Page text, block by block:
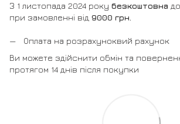
З 1 листопада 2024 року безкоштовна
при замовленні від 9000 грн.
Оплата на розрахуноквий рахунок
Ви можете здійснити обмін та
протягом 14 днів після покупки